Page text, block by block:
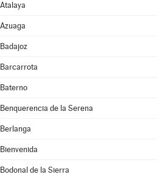
Atalaya
Azuaga
Badajoz
Barcarrota
Baterno
Benquerencia de la Serena
Berlanga
Bienvenida
Bodonal de la Sierra